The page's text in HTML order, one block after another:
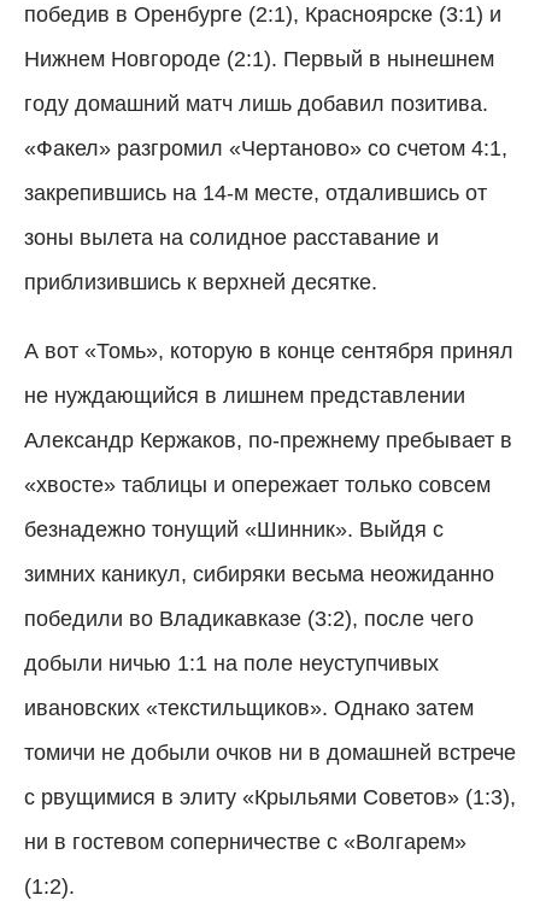
победив в Оренбурге (2:1), Красноярске (3:1) и
Нижнем Новгороде (2:1). Первый в нынешнем
году домашний матч лишь добавил позитива.
«Факел» разгромил «Чертаново» со счетом 4:1,
закрепившись на 14-м месте, отдалившись от
зоны вылета на солидное расставание и
приблизившись к верхней десятке.
А вот «Томь», которую в конце сентября принял
не нуждающийся в лишнем представлении
Александр Кержаков, по-прежнему пребывает в
«хвосте» таблицы и опережает только совсем
безнадежно тонущий «Шинник». Выйдя с
зимних каникул, сибиряки весьма неожиданно
победили во Владикавказе (3:2), после чего
добыли ничью 1:1 на поле неуступчивых
ивановских «текстильщиков». Однако затем
томичи не добыли очков ни в домашней встрече
с рвущимися в элиту «Крыльями Советов» (1:3),
ни в гостевом соперничестве с «Волгарем»
(1:2).